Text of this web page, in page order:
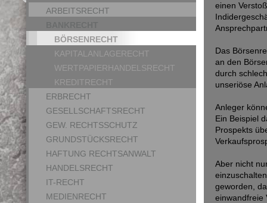
einen
Das
an den
durch
unseriöse
Anleger
Ein Beispiel
Prospekts
Aber nicht
geworden,
einwandfreie
ARBEITSRECHT
BÖRSENRECHT
KAPITALANLAGERECHT
WERTPAPIERHANDELSRECHT
KREDITRECHT
ERBRECHT
GESELLSCHAFTSRECHT
GEW. RECHTSSCHUTZ
GRUNDSTÜCKSRECHT
HAFTUNG RECHTSANWALT
HANDELSRECHT
IT-RECHT
MEDIENRECHT